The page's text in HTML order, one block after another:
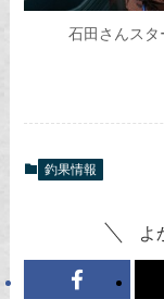
石田さんスタ
釣果情報
よ